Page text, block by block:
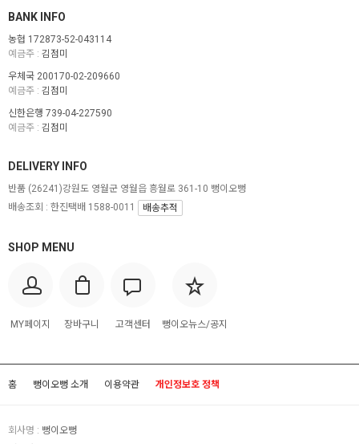
BANK INFO
농협 172873-52-043114
예금주 : 김점미
우체국 200170-02-209660
예금주 : 김점미
신한은행 739-04-227590
예금주 : 김점미
SHOP MENU
MY페이지 장바구니 고객센터 뻥이오뉴스/공지
DELIVERY INFO
반품 (26241)강원도 영월군 영월읍 흥월로 361-10 뻥이오뻥
배송조회 : 한진택배 1588-0011
배송추적
홈 뻥이오뻥 소개 이용약관 개인정보호 정책
회사명 : 뻥이오뻥